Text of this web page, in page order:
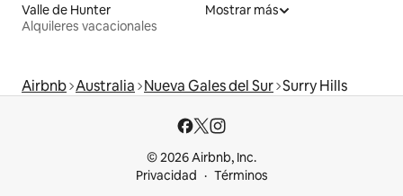
Valle de Hunter
Alquileres vacacionales
Mostrar más
Airbnb Australia Nueva Gales del Sur Surry Hills
© 2026 Airbnb, Inc.
Privacidad
Términos